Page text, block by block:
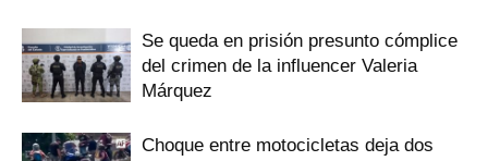
Se queda en prisión presunto cómplice
del crimen de la influencer Valeria
Márquez
Choque entre motocicletas deja dos